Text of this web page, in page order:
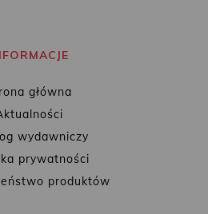
główna
wydawniczy
prywatności
produktów